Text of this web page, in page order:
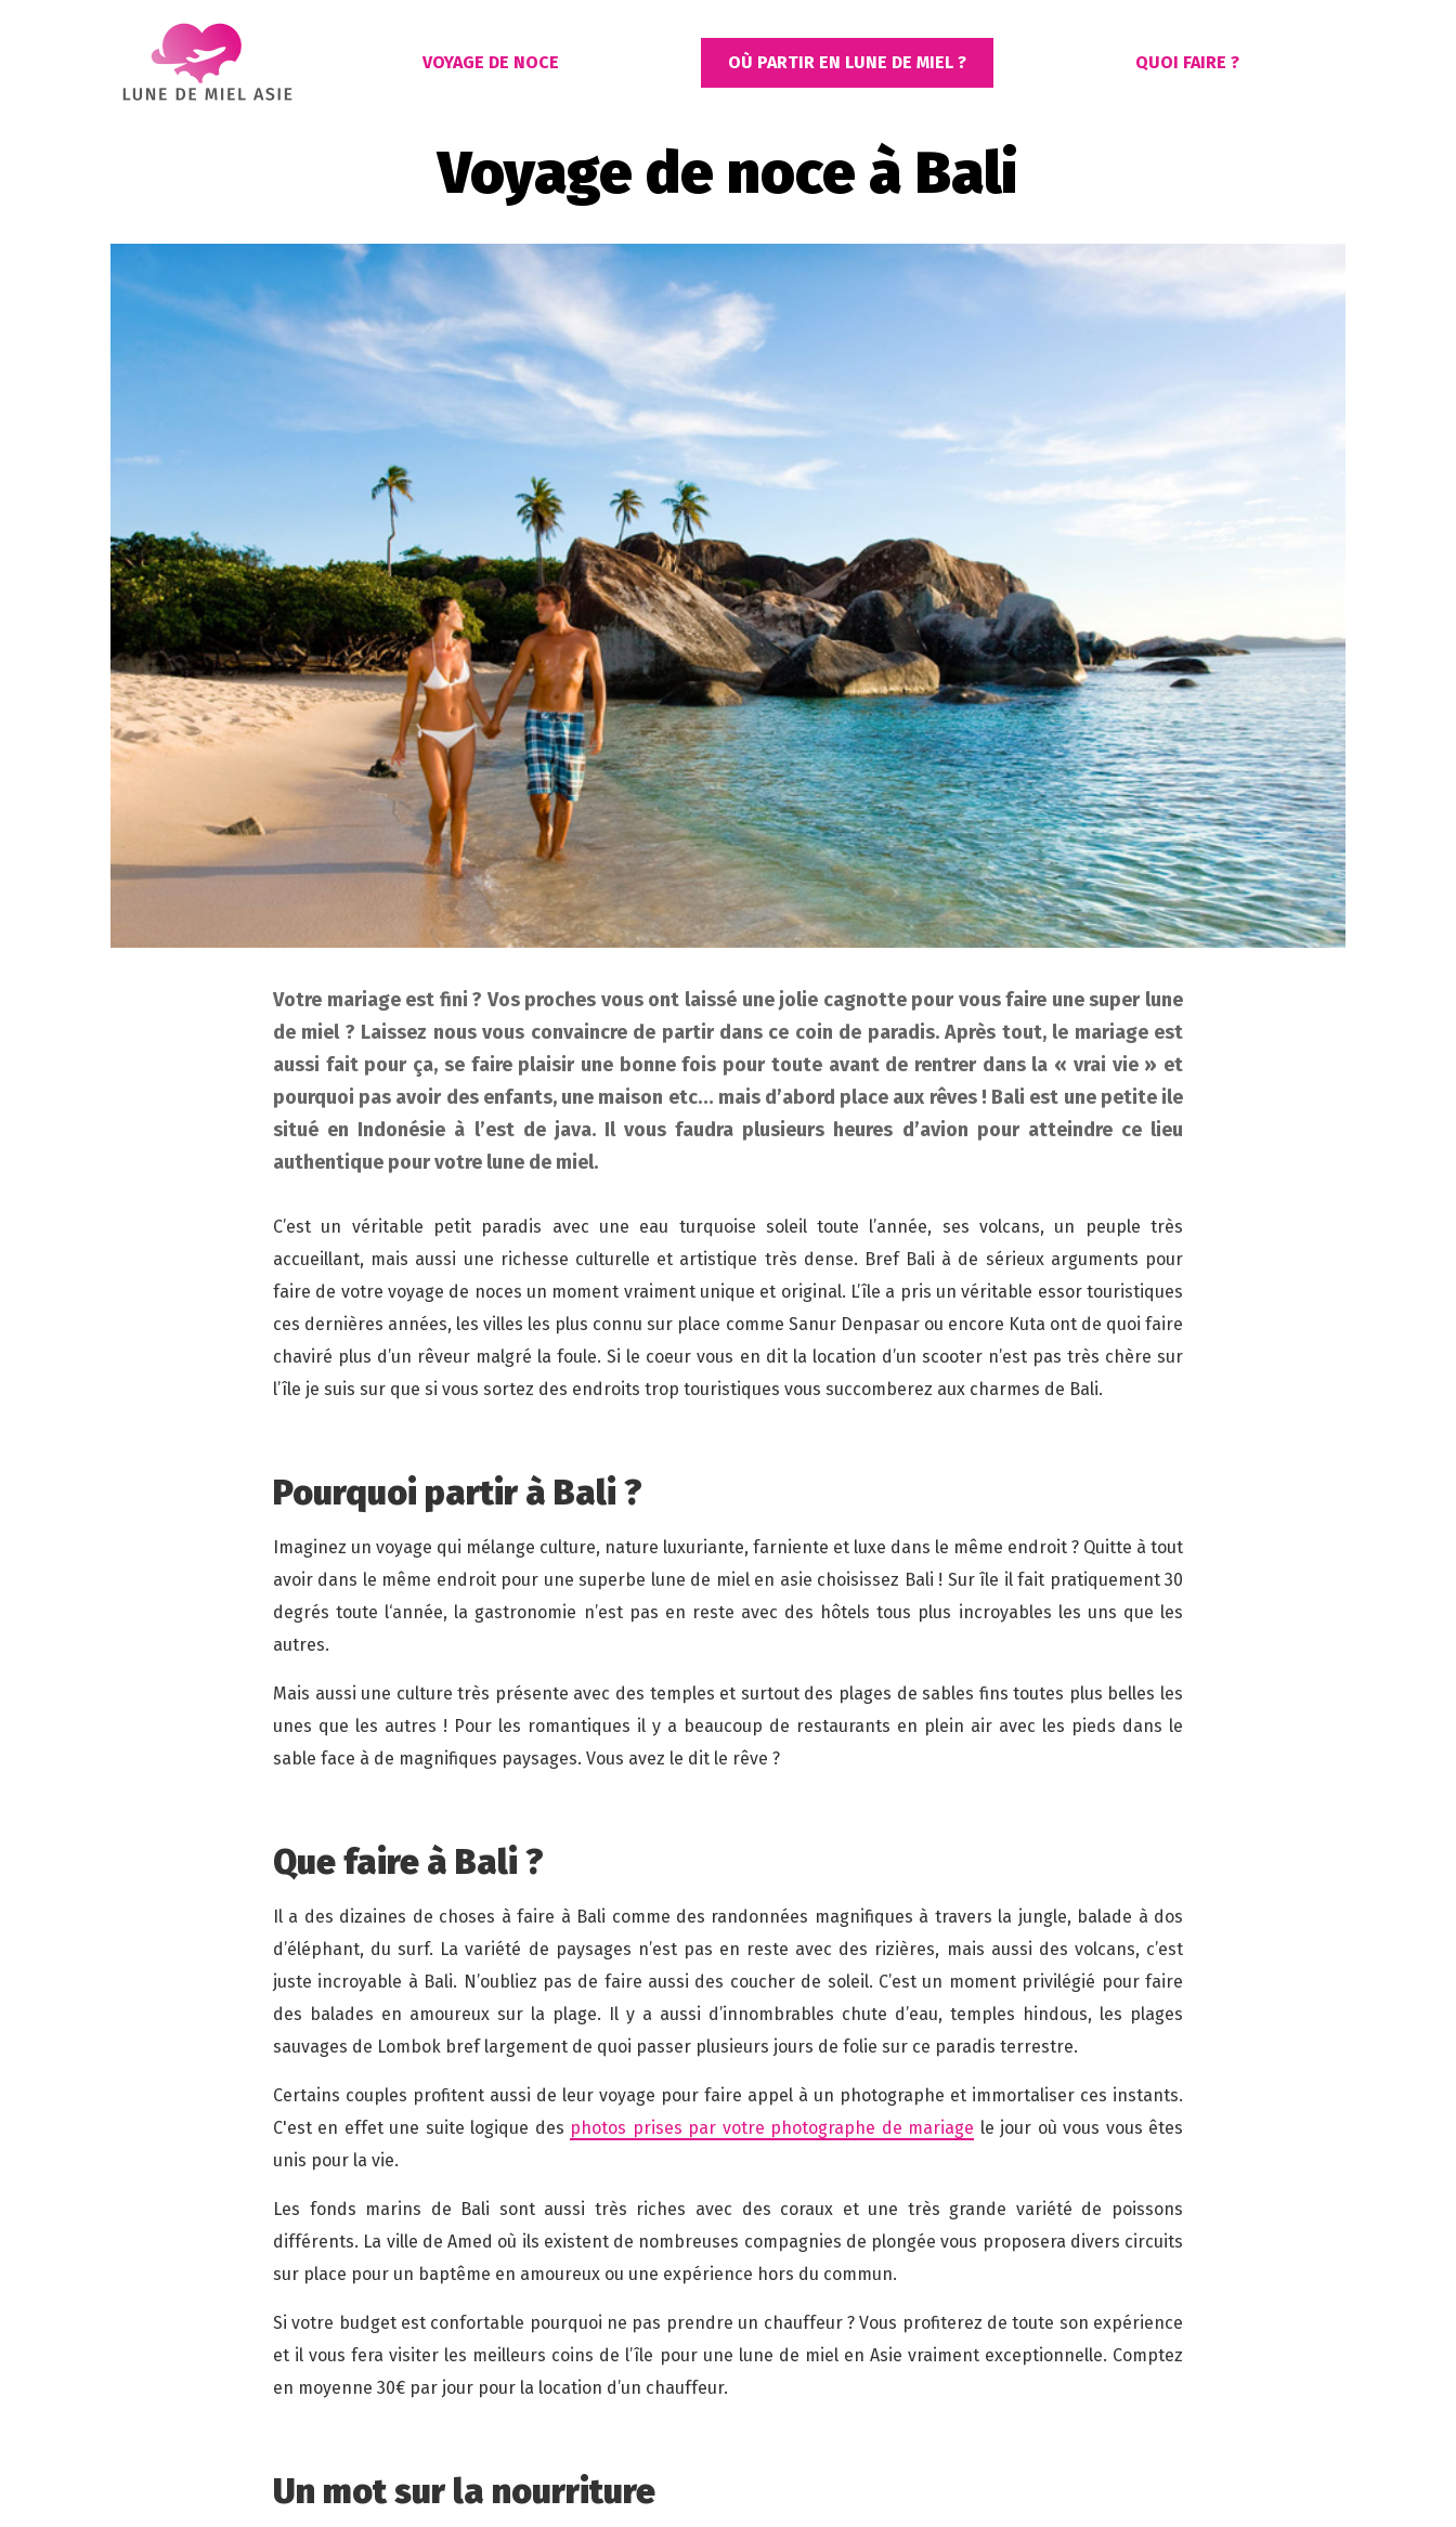
VOYAGE DE NOCE OÙ PARTIR EN LUNE DE MIEL ? QUOI FAIRE ?
Voyage de noce à Bali
Votre mariage est fini ? Vos proches vous ont laissé une jolie cagnotte pour vous faire une super lune
de miel ? Laissez nous vous convaincre de partir dans ce coin de paradis. Après tout, le mariage est
aussi fait pour ça, se faire plaisir une bonne fois pour toute avant de rentrer dans la « vrai vie » et
pourquoi pas avoir des enfants, une maison etc… mais d’abord place aux rêves ! Bali est une petite ile
situé en Indonésie à l’est de java. Il vous faudra plusieurs heures d’avion pour atteindre ce lieu
authentique pour votre lune de miel.
C’est un véritable petit paradis avec une eau turquoise soleil toute l’année, ses volcans, un peuple très
accueillant, mais aussi une richesse culturelle et artistique très dense. Bref Bali à de sérieux arguments pour
faire de votre voyage de noces un moment vraiment unique et original. L’île a pris un véritable essor touristiques
ces dernières années, les villes les plus connu sur place comme Sanur Denpasar ou encore Kuta ont de quoi faire
chaviré plus d’un rêveur malgré la foule. Si le coeur vous en dit la location d’un scooter n’est pas très chère sur
l’île je suis sur que si vous sortez des endroits trop touristiques vous succomberez aux charmes de Bali.
Pourquoi partir à Bali ?
Imaginez un voyage qui mélange culture, nature luxuriante, farniente et luxe dans le même endroit ? Quitte à tout
avoir dans le même endroit pour une superbe lune de miel en asie choisissez Bali ! Sur île il fait pratiquement 30
degrés toute l‘année, la gastronomie n’est pas en reste avec des hôtels tous plus incroyables les uns que les
autres.
Mais aussi une culture très présente avec des temples et surtout des plages de sables fins toutes plus belles les
unes que les autres ! Pour les romantiques il y a beaucoup de restaurants en plein air avec les pieds dans le
sable face à de magnifiques paysages. Vous avez le dit le rêve ?
Que faire à Bali ?
Il a des dizaines de choses à faire à Bali comme des randonnées magnifiques à travers la jungle, balade à dos
d’éléphant, du surf. La variété de paysages n’est pas en reste avec des rizières, mais aussi des volcans, c’est
juste incroyable à Bali. N’oubliez pas de faire aussi des coucher de soleil. C’est un moment privilégié pour faire
des balades en amoureux sur la plage. Il y a aussi d’innombrables chute d’eau, temples hindous, les plages
sauvages de Lombok bref largement de quoi passer plusieurs jours de folie sur ce paradis terrestre.
Certains couples profitent aussi de leur voyage pour faire appel à un photographe et immortaliser ces instants.
C'est en effet une suite logique des photos prises par votre photographe de mariage le jour où vous vous êtes
unis pour la vie.
Les fonds marins de Bali sont aussi très riches avec des coraux et une très grande variété de poissons
différents. La ville de Amed où ils existent de nombreuses compagnies de plongée vous proposera divers circuits
sur place pour un baptême en amoureux ou une expérience hors du commun.
Si votre budget est confortable pourquoi ne pas prendre un chauffeur ? Vous profiterez de toute son expérience
et il vous fera visiter les meilleurs coins de l’île pour une lune de miel en Asie vraiment exceptionnelle. Comptez
en moyenne 30€ par jour pour la location d’un chauffeur.
Un mot sur la nourriture